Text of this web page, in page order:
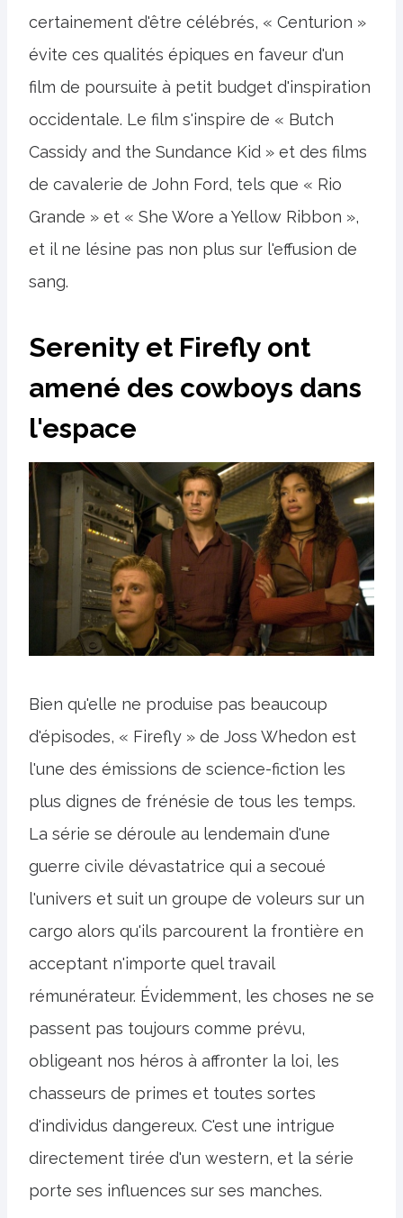
certainement d'être célébrés, « Centurion »
évite ces qualités épiques en faveur d'un
film de poursuite à petit budget d'inspiration
occidentale. Le film s'inspire de « Butch
Cassidy and the Sundance Kid » et des films
de cavalerie de John Ford, tels que « Rio
Grande » et « She Wore a Yellow Ribbon »,
et il ne lésine pas non plus sur l'effusion de
sang.
Serenity et Firefly ont
amené des cowboys dans
l'espace
Bien qu'elle ne produise pas beaucoup
d'épisodes, « Firefly » de Joss Whedon est
l'une des émissions de science-fiction les
plus dignes de frénésie de tous les temps.
La série se déroule au lendemain d'une
guerre civile dévastatrice qui a secoué
l'univers et suit un groupe de voleurs sur un
cargo alors qu'ils parcourent la frontière en
acceptant n'importe quel travail
rémunérateur. Évidemment, les choses ne se
passent pas toujours comme prévu,
obligeant nos héros à affronter la loi, les
chasseurs de primes et toutes sortes
d'individus dangereux. C'est une intrigue
directement tirée d'un western, et la série
porte ses influences sur ses manches.